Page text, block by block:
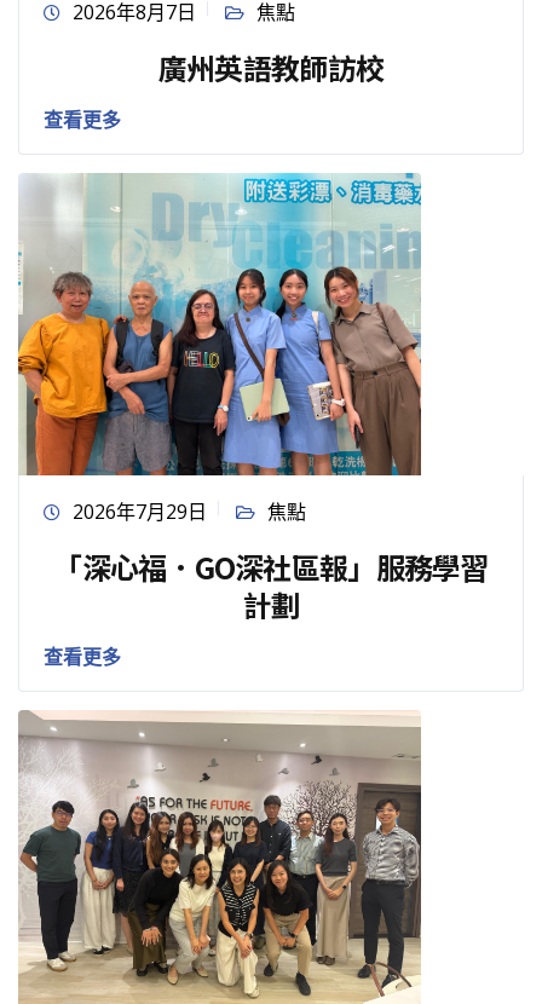
2026年8月7日 焦點
廣州英語教師訪校
查看更多
2026年7月29日 焦點
「深心福．GO深社區報」服務學習
計劃
查看更多